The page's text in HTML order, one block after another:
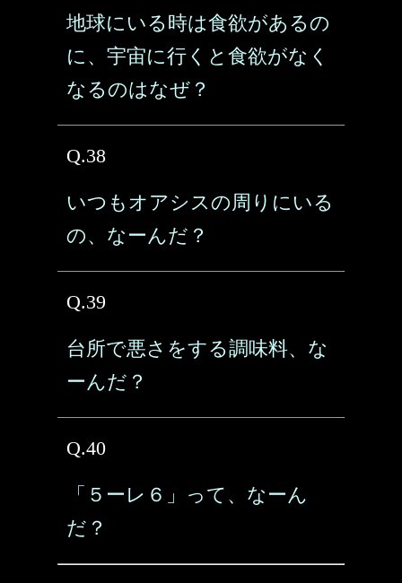
地球にいる時は食欲があるの
に、宇宙に行くと食欲がなく
なるのはなぜ？
Q.38
いつもオアシスの周りにいる
の、なーんだ？
Q.39
台所で悪さをする調味料、な
ーんだ？
Q.40
「５ーレ６」って、なーん
だ？